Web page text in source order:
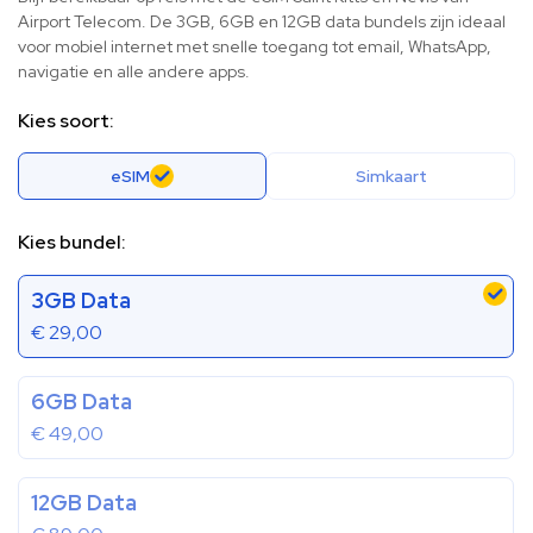
Airport Telecom. De 3GB, 6GB en 12GB data bundels zijn ideaal
voor mobiel internet met snelle toegang tot email, WhatsApp,
navigatie en alle andere apps.
Kies soort:
eSIM Simkaart
Kies bundel:
3GB Data
€29,00
6GB Data
€49,00
12GB Data